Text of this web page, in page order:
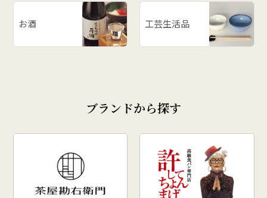
お酒 工芸生活品
ブランドから探す